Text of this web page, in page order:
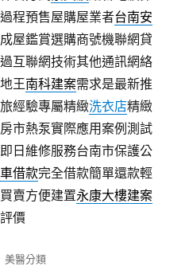
程預售屋購屋業者台南安
屋鑑賞選購商號機聯網貸
互聯網技術其他通訊網絡
王南科建案需求是最新推
經驗專屬精緻洗衣店精緻
市熱泵實際應用案例測試
日維修服務台南市保護公
借款完全借款簡單還款輕
賣方便建置永康大樓建案
價
分
美醫分類